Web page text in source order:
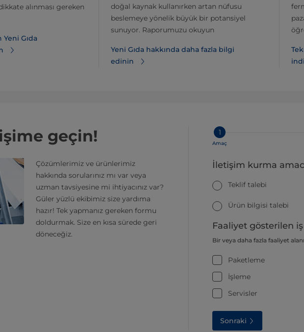
alınması gereken
Gıda
doğal kaynak kullanırken artan nüfusu
beslemeye yönelik büyük bir potansiyel
sunuyor. Raporumuzu okuyun
Yeni Gıda hakkında daha fazla bilgi
edinin
geçin!
Çözümlerimiz ve ürünlerimiz
hakkında sorularınız mı var veya
uzman tavsiyesine mi ihtiyacınız var?
Güler yüzlü ekibimiz size yardıma
hazır! Tek yapmanız gereken formu
doldurmak. Size en kısa sürede geri
döneceğiz.
1
Amaç
İletişim kurma
Teklif talebi
Ürün bilgisi talebi
Faaliyet gösterilen iş
Bir veya daha fazla faaliyet
Paketleme
İşleme
Servisler
Sonraki